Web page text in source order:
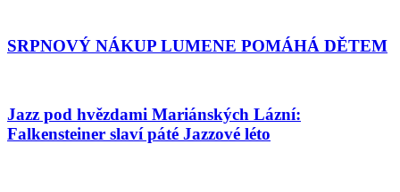
SRPNOVÝ NÁKUP LUMENE POMÁHÁ DĚTEM
Jazz pod hvězdami Mariánských Lázní:
Falkensteiner slaví páté Jazzové léto